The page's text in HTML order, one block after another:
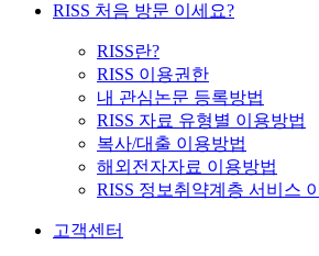
RISS 처음 방문 이세요?
RISS란?
RISS 이용권한
내 관심논문 등록방법
RISS 자료 유형별 이용방법
복사/대출 이용방법
해외전자자료 이용방법
RISS 정보취약계층 서비스
고객센터